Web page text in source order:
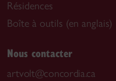
Résidences
Boîte à outils (en anglais)
Nous contacter
artvolt@concordia.ca